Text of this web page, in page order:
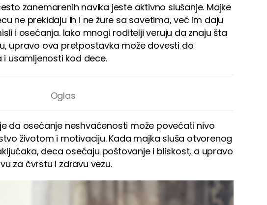
zanemarenih navika jeste aktivno slušanje. Majke
ne prekidaju ih i ne žure sa savetima, već im daju
i osećanja. Iako mnogi roditelji veruju da znaju šta
upravo ova pretpostavka može dovesti do
usamljenosti kod dece.
da osećanje neshvaćenosti može povećati nivo
životom i motivaciju. Kada majka sluša otvorenog
deca osećaju poštovanje i bliskost, a upravo
za čvrstu i zdravu vezu.